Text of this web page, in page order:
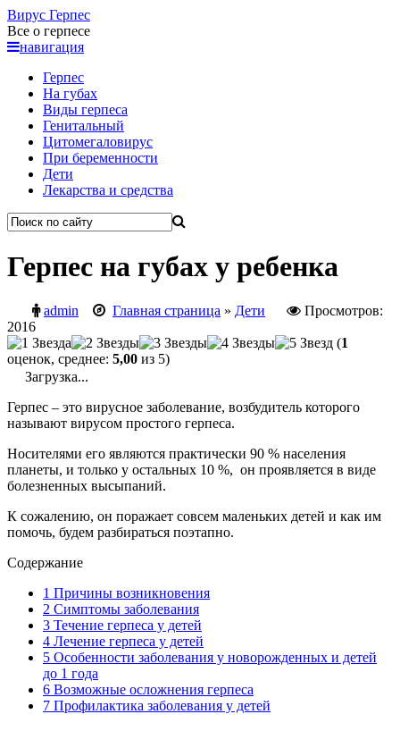
Вирус Герпес
Все о герпесе
навигация
Герпес
На губах
Виды герпеса
Генитальный
Цитомегаловирус
При беременности
Дети
Лекарства и средства
Герпес на губах у ребенка
admin Главная страница » Дети
Просмотров:
2016
(1
оценок, среднее: 5,00 из 5)
Загрузка...
Герпес – это вирусное заболевание, возбудитель которого
называют вирусом простого герпеса.
Носителями его являются практически 90 % населения
планеты, и только у остальных 10 %, он проявляется в виде
болезненных высыпаний.
К сожалению, он поражает совсем маленьких детей и как им
помочь, будем разбираться поэтапно.
Содержание
1 Причины возникновения
2 Симптомы заболевания
3 Течение герпеса у детей
4 Лечение герпеса у детей
5 Особенности заболевания у новорожденных и детей
до 1 года
6 Возможные осложнения герпеса
7 Профилактика заболевания у детей